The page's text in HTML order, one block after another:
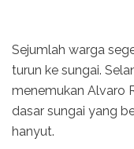
Sejumlah warga
turun ke sungai.
menemukan Alvaro
dasar sungai yang
hanyut.